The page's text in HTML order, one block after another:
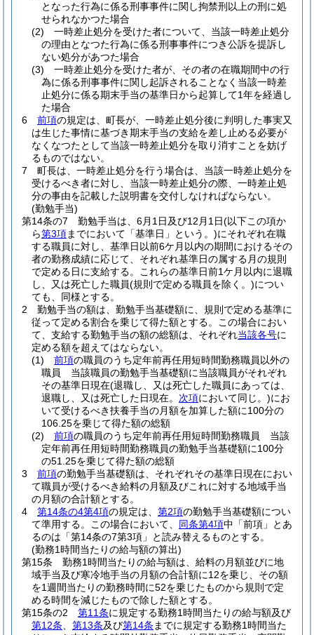
となった行為に係る刑事事件に関し拘禁刑以上の刑に処
せられなかつた場合
(2)
一時差止処分を受けた者について、当該一時差止処分
の理由となつた行為に係る刑事事件につき公訴を提訴し
ない処分があつた場合
(3)
一時差止処分を受けた者が、その者の在職期間中の行
為に係る刑事事件に関し起訴されることなく当該一時差
止処分に係る期末手当の基準日から起算して1年を経過し
た場合
6
前項の規定は、町長が、一時差止処分後に判明した事実又
は生じた事情に基づき期末手当の支給を差し止める必要が
なくなつたとして当該一時差止処分を取り消すことを妨げ
るものではない。
7
町長は、一時差止処分を行う場合は、当該一時差止処分を
受けるべき者に対し、当該一時差止処分の際、一時差止処
分の事由を記載した説明書を交付しなければならない。
(勤勉手当)
第14条の7
勤勉手当は、6月1日及び12月1日(以下この項か
ら第3項までにおいて「基準日」という。)にそれぞれ在職
する職員に対し、基準日以前6ケ月以内の期間におけるその
者の勤務成績に応じて、それぞれ基準日の属する月の規則
で定める日に支給する。
これらの基準日前1ケ月以内に退職
し、又は死亡した職員(規則で定める職員を除く。)につい
ても、同様とする。
2
勤勉手当の額は、勤勉手当基礎額に、規則で定める基準に
従って定める割合を乗じて得た額とする。
この場合におい
て、支給する勤勉手当の額の総額は、それぞれ当該各号に
定める額を超えてはならない。
(1)
前項の職員のうち定年前再任用短時間勤務職員以外の
職員 当該職員の勤勉手当基礎額に当該職員がそれぞれ
その基準日現在(退職し、又は死亡した職員にあっては、
退職し、又は死亡した日現在。 次項において同じ。)にお
いて受けるべき扶養手当の月額を加算した額に100分の
106.25を乗じて得た額の総額
(2)
前項の職員のうち定年前再任用短時間勤務職員 当該
定年前再任用短時間勤務職員の勤勉手当基礎額に100分
の51.25を乗じて得た額の総額
3
前項の勤勉手当基礎額は、それぞれその基準日現在におい
て職員が受けるべき給料の月額及びこれに対する地域手当
の月額の合計額とする。
4
第14条の4第4項の規定は、 第2項の勤勉手当基礎額につい
て準用する。
この場合において、 同条第4項中「前項」とあ
るのは「第14条の7第3項」と読み替えるものとする。
(勤務1時間当たりの給与額の算出)
第15条
勤務1時間当たりの給与額は、給料の月額並びに地
域手当及び寒冷地手当の月額の合計額に12を乗じ、その額
を1週間当たりの勤務時間に52を乗じたものから規則で定
める時間を減じたもので除した額とする。
第15条の2
第11条に規定する勤務1時間当たりの給与額及び
第12条
第13条及び第14条 までに規定する勤務1時間当た